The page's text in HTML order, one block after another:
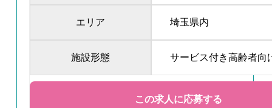
エリア 埼玉県内
施設形態 サービス付き高齢者向